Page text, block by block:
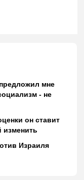
мне
- не
он ставит
изменить
Израиля